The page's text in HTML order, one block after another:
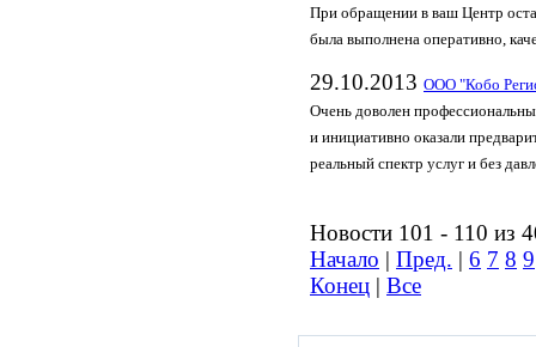
При обращении в ваш Центр
была выполнена оперативно,
29.10.2013 ООО "Кобо
Очень доволен
и инициативно оказали
реальный спектр услуг и без
Новости 101 - 110 из
Начало | Пред. | 6 7 8 9
Конец | Все